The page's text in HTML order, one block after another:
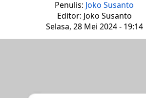
Penulis: Joko Susanto
Editor: Joko Susanto
Selasa, 28 Mei 2024 - 19:14